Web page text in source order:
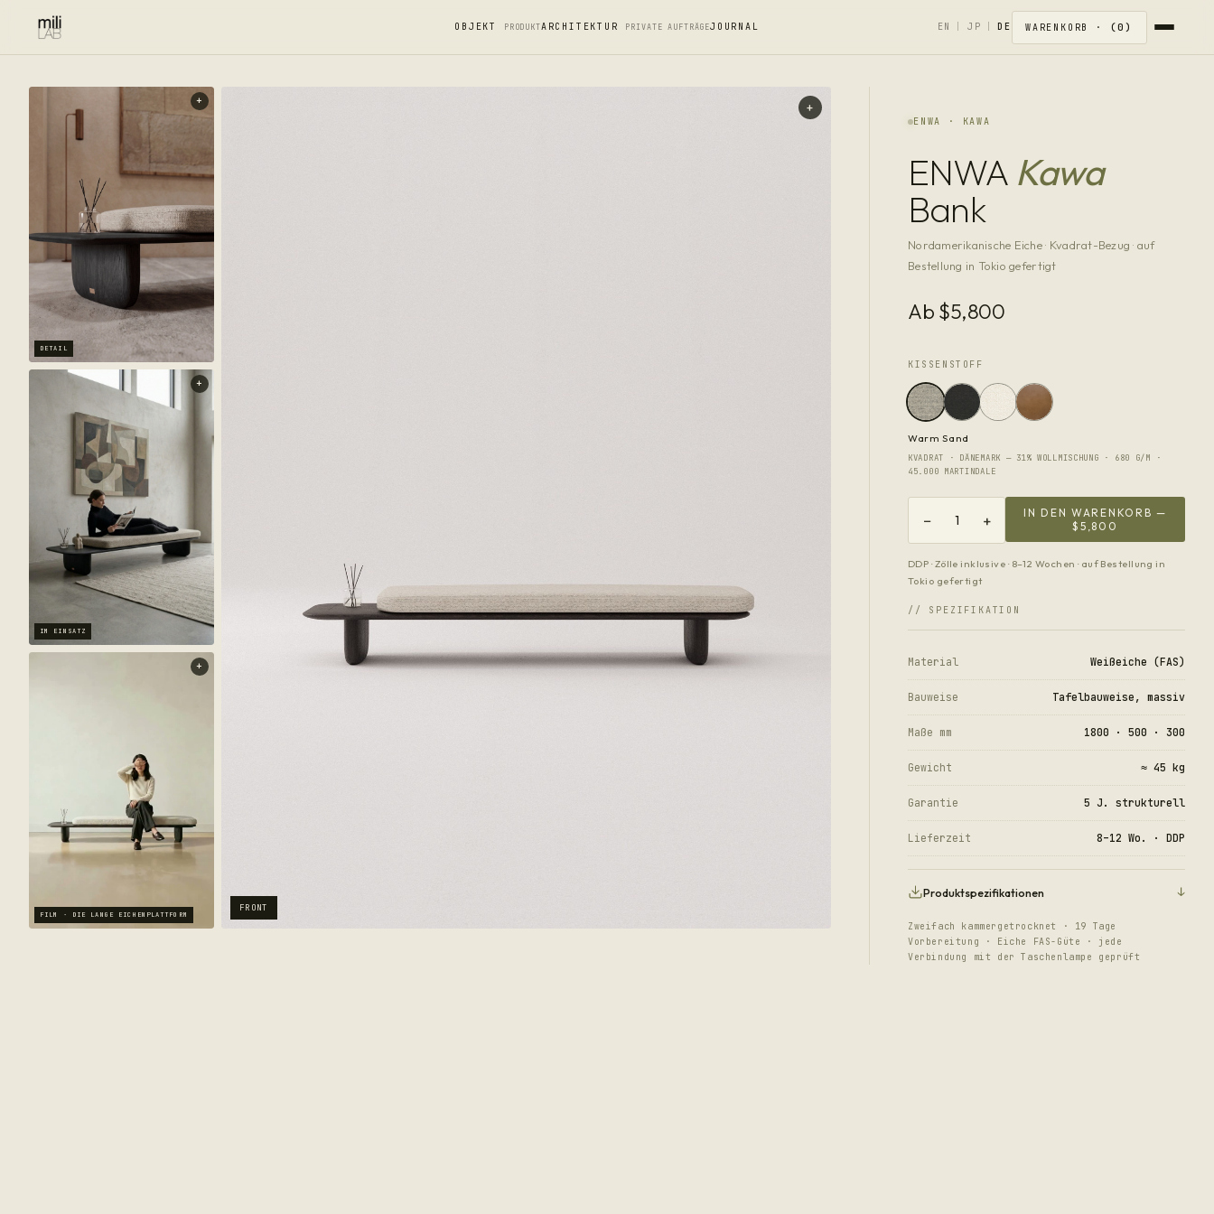
OBJEKT PRODUKTARCHITEKTUR PRIVATE AUFTRÄGEJOURNAL EN JP DE WARENKORB · 0
ENWA · KAWA
ENWA Kawa
Bank
Nordamerikanische Eiche · Kvadrat-Bezug · auf
Bestellung in Tokio gefertigt
Ab $5,800
KISSENSTOFF
Warm Sand
KVADRAT · DÄNEMARK — 31% WOLLMISCHUNG · 680 G/M ·
45.000 MARTINDALE
− 1 +
IN DEN WARENKORB —
$5,800
DDP · Zölle inklusive · 8–12 Wochen · auf Bestellung in
Tokio gefertigt
+
FRONT
+
DETAIL
+
IM EINSATZ
+
FILM · DIE LANGE EICHENPLATTFORM
// SPEZIFIKATION
Material Weißeiche (FAS)
Bauweise Tafelbauweise, massiv
Maße mm 1800 · 500 · 300
Gewicht ≈ 45 kg
Garantie 5 J. strukturell
Lieferzeit 8–12 Wo. · DDP
Produktspezifikationen ↓
Zweifach kammergetrocknet · 19 Tage
Vorbereitung · Eiche FAS-Güte · jede
Verbindung mit der Taschenlampe geprüft